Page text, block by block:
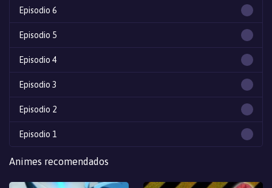
Episodio 6
Episodio 5
Episodio 4
Episodio 3
Episodio 2
Episodio 1
Animes recomendados